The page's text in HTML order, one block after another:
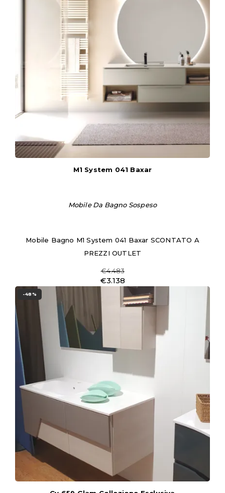
M1 System 041 Baxar
Mobile Da Bagno Sospeso
Mobile Bagno M1 System 041 Baxar SCONTATO A
PREZZI OUTLET
€4.483
€3.138
-48%